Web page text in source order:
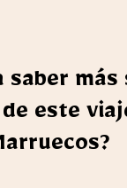
saber
este